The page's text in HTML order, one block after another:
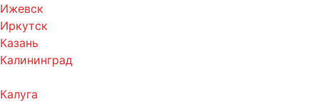
Ижевск
Иркутск
Казань
Калининград
Калуга